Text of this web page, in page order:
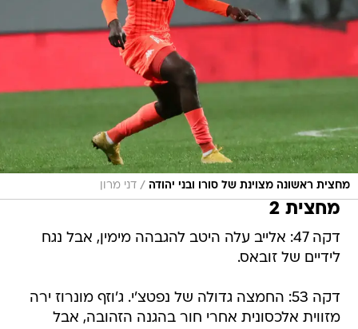
מחצית ראשונה מצוינת של סורו ובני יהודה / דני מרון
מחצית 2
דקה 47: אלייב עלה היטב להגבהה מימין, אבל נגח
לידיים של זובאס.
דקה 53: החמצה גדולה של נפטצ'י. ג'וזף מונרוז ירה
מזווית אלכסונית אחרי חור בהגנה הזהובה, אבל